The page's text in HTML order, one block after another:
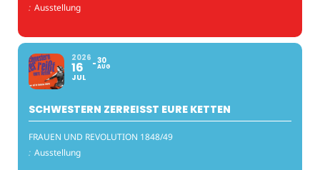
: Ausstellung
2026
16
JUL
30
AUG
SCHWESTERN ZERREISST EURE KETTEN
FRAUEN UND REVOLUTION 1848/49
: Ausstellung